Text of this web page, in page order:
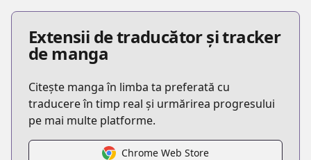
Extensii de traducător și tracker
de manga
Citește manga în limba ta preferată cu
traducere în timp real și urmărirea progresului
pe mai multe platforme.
Chrome Web Store